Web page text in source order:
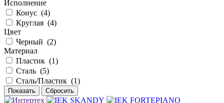
Исполнение
Конус (4)
Круглая (4)
Цвет
Черный (2)
Материал
Пластик (1)
Сталь (5)
Сталь/Пластик (1)